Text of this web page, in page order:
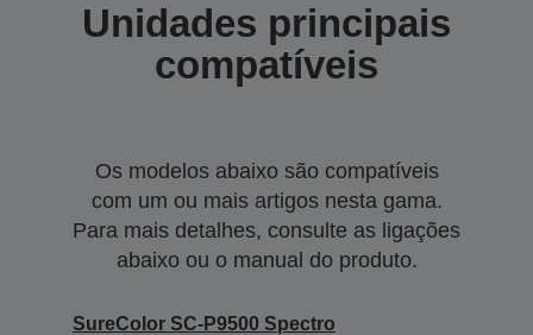
Unidades principais
compatíveis
Os modelos abaixo são compatíveis
com um ou mais artigos nesta gama.
Para mais detalhes, consulte as ligações
abaixo ou o manual do produto.
SureColor SC-P9500 Spectro